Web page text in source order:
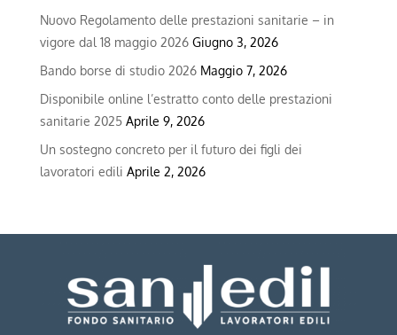
Nuovo Regolamento delle prestazioni sanitarie – in
vigore dal 18 maggio 2026 Giugno 3, 2026
Bando borse di studio 2026 Maggio 7, 2026
Disponibile online l’estratto conto delle prestazioni
sanitarie 2025 Aprile 9, 2026
Un sostegno concreto per il futuro dei figli dei
lavoratori edili Aprile 2, 2026